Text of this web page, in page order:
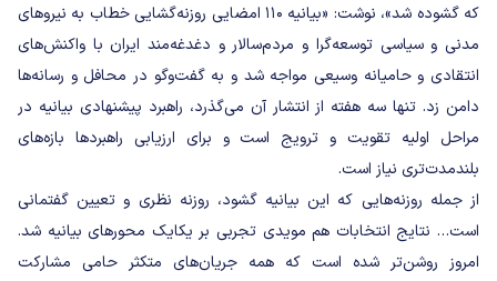
که گشوده شد»، نوشت: «بیانیه ۱۱۰ امضایی روزنه‌گشایی خطاب به نیروهای
مدنی و سیاسی توسعه‌گرا و مردم‌سالار و دغدغه‌مند ایران با واکنش‌های
انتقادی و حامیانه وسیعی مواجه شد و به گفت‌وگو در محافل و رسانه‌ها
دامن زد. تنها سه هفته از انتشار آن می‌گذرد، راهبرد پیشنهادی بیانیه در
مراحل اولیه تقویت و ترویج است و برای ارزیابی راهبردها بازه‌های
بلندمدت‌تری نیاز است.
از جمله روزنه‌هایی که این بیانیه گشود، روزنه نظری و تعیین گفتمانی
است… نتایج انتخابات هم مویدی تجربی بر یکایک محورهای بیانیه شد.
امروز روشن‌تر شده است که همه جریان‌های متکثر حامی مشارکت